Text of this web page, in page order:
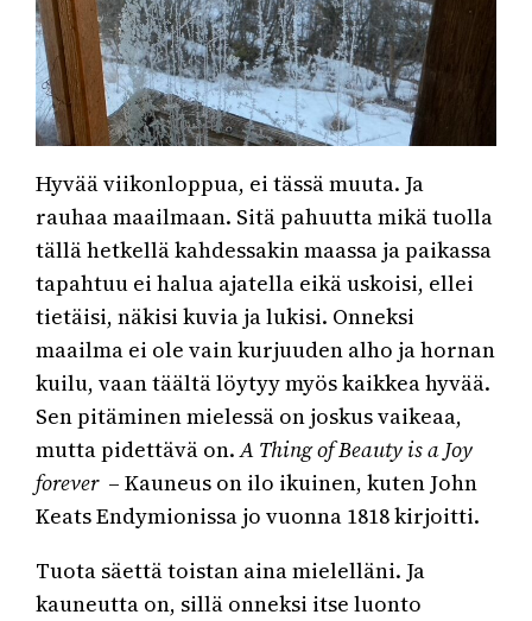
Hyvää viikonloppua, ei tässä muuta. Ja
rauhaa maailmaan. Sitä pahuutta mikä tuolla
tällä hetkellä kahdessakin maassa ja paikassa
tapahtuu ei halua ajatella eikä uskoisi, ellei
tietäisi, näkisi kuvia ja lukisi. Onneksi
maailma ei ole vain kurjuuden alho ja hornan
kuilu, vaan täältä löytyy myös kaikkea hyvää.
Sen pitäminen mielessä on joskus vaikeaa,
mutta pidettävä on.A Thing of Beauty is a Joy
forever – Kauneus on ilo ikuinen, kuten John
Keats Endymionissa jo vuonna 1818 kirjoitti.
Tuota säettä toistan aina mielelläni. Ja
kauneutta on, sillä onneksi itse luonto